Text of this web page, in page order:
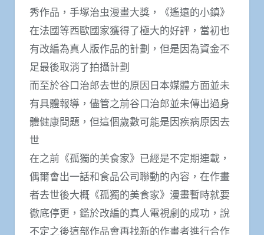
秀作品，手塚治虫漫畫大獎，《遙遠的小鎮》
在法國等西歐國家獲得了極大的好評，當初也
有改編為真人版作品的計劃，但是因為資金不
足最後取消了拍攝計劃
而至於谷口治郎去世的原因日本媒體方面並未
有具體報導，儘管之前谷口治郎並未傳出過身
體健康問題，但這個歲數可能是因疾病原因去
世
在之前《孤獨的美食家》已經是不定期連載，
偶爾會出一話和食品公司聯動的內容，在作畫
者去世後大概《孤獨的美食家》漫畫暫時就要
徹底停更，鑑於改編的真人電視劇的成功，說
不定之後這部作品會再找新的作畫者進行合作